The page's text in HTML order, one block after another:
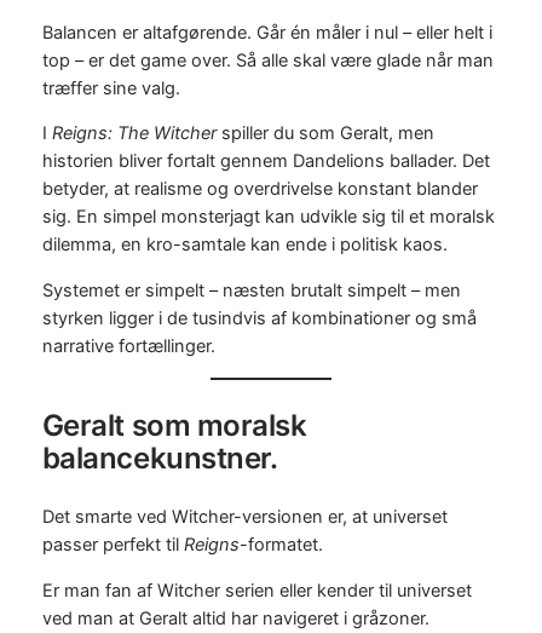
Balancen er altafgørende. Går én måler i nul – eller helt i
top – er det game over. Så alle skal være glade når man
træffer sine valg.
I Reigns: The Witcherspiller du som Geralt, men
historien bliver fortalt gennem Dandelions ballader. Det
betyder, at realisme og overdrivelse konstant blander
sig. En simpel monsterjagt kan udvikle sig til et moralsk
dilemma, en kro-samtale kan ende i politisk kaos.
Systemet er simpelt – næsten brutalt simpelt – men
styrken ligger i de tusindvis af kombinationer og små
narrative fortællinger.
Geralt som moralsk
balancekunstner.
Det smarte ved Witcher-versionen er, at universet
passer perfekt til Reigns-formatet.
Er man fan af Witcher serien eller kender til universet
ved man at Geralt altid har navigeret i gråzoner.